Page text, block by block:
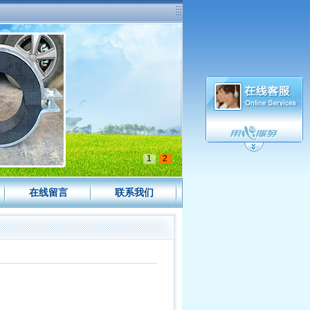
1 2
在线留言 联系我们